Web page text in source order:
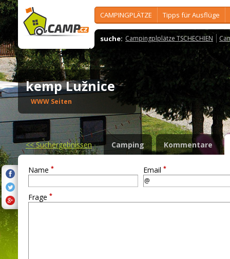
CAMPINGPLÄTZE Tipps für Ausflüge
suche: Campingplplätze TSCHECHIEN
kemp Lužnice
WWW Seiten
<<Suchergebnissen Camping Kommentare
Name * Email *
Frage *